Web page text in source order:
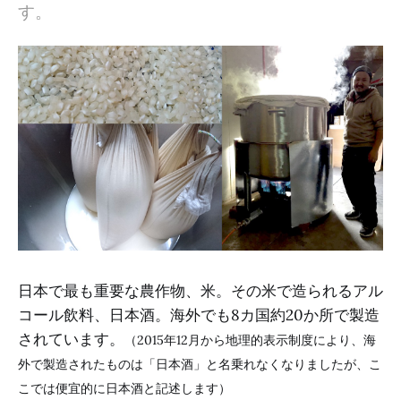
す。
日本で最も重要な農作物、米。その米で造られるアル
コール飲料、日本酒。海外でも8カ国約20か所で製造
されています。
（2015年12月から地理的表示制度により、海
外で製造されたものは「日本酒」と名乗れなくなりましたが、こ
こでは便宜的に日本酒と記述します）